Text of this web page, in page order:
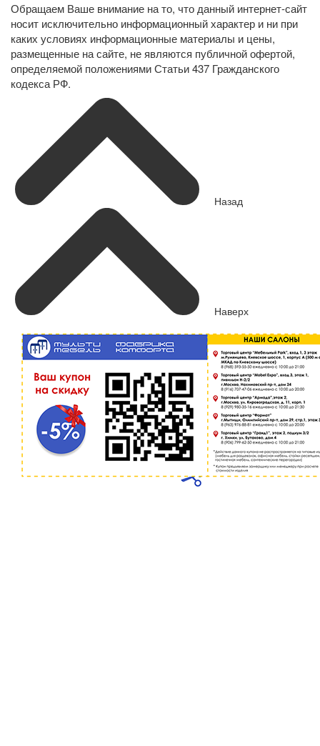
Обращаем Ваше внимание на то, что данный интернет-сайт
носит исключительно информационный характер и ни при
каких условиях информационные материалы и цены,
размещенные на сайте, не являются публичной офертой,
определяемой положениями Статьи 437 Гражданского
кодекса РФ.
Назад
Наверх